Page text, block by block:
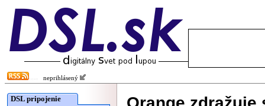
neprihlásený
DSL pripojenie